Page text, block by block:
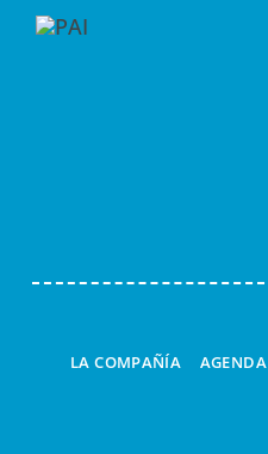
LA COMPAÑÍA AGENDA